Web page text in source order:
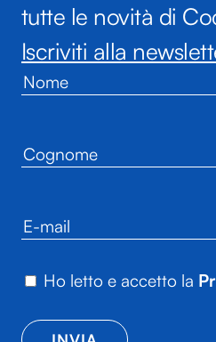
tutte le novità di
Iscriviti alla
Ho letto e accetto la